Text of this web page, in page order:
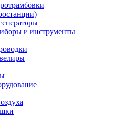
и инструменты